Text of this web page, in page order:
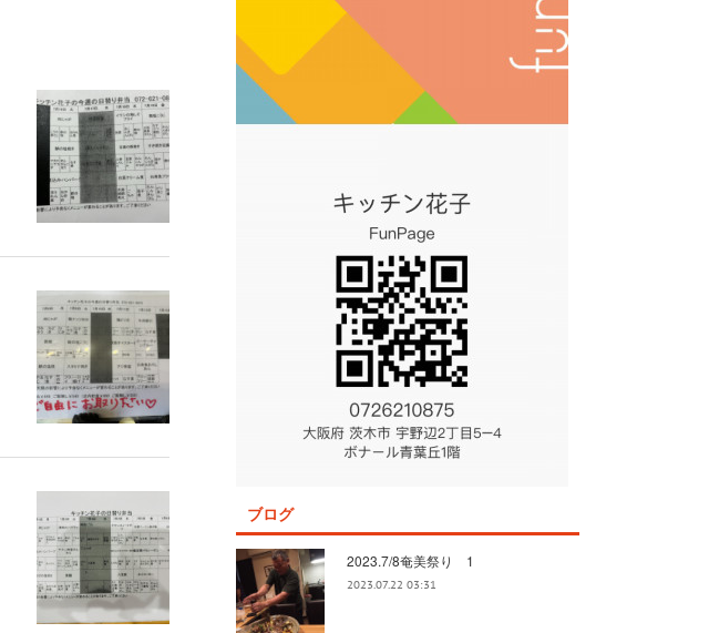
ブログ
2023.7/8奄美祭り 1
2023.07.22 03:31